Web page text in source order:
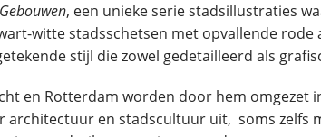
, een unieke serie stadsillustraties
witte stadsschetsen met opvallende rode
stijl die zowel gedetailleerd als
en Rotterdam worden door hem omgezet
architectuur en stadscultuur uit, soms zelfs